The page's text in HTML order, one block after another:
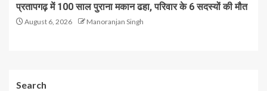
प्रतापगढ़ में 100 साल पुराना मकान ढहा, परिवार के 6 सदस्यों की मौत
August 6, 2026 Manoranjan Singh
Search